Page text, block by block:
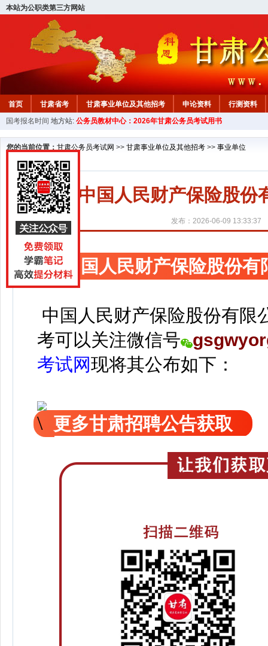
本站为公职类第三方网站
首页 甘肃省考 甘肃事业单位及其他招考 申论资料
行测资料
国考报名时间 地方站: 公务员教材中心：2026年甘肃公务员考试用书
您的当前位置： 甘肃公务员考试网 >> 甘肃事业单位及其他招考 >> 事业单位
中国人民财产保险股份
发布：2026-06-09 13:33:37
中国人民财产保险股份
中国人民财产保险股份有限
考可以关注微信号
考试网现将其公布如下：
更多甘肃招聘公告获取